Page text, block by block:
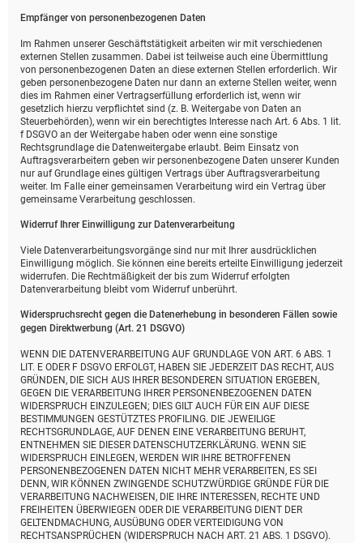
Empfänger von personenbezogenen Daten
Im Rahmen unserer Geschäftstätigkeit arbeiten wir mit verschiedenen
externen Stellen zusammen. Dabei ist teilweise auch eine Übermittlung
von personenbezogenen Daten an diese externen Stellen erforderlich. Wir
geben personenbezogene Daten nur dann an externe Stellen weiter, wenn
dies im Rahmen einer Vertragserfüllung erforderlich ist, wenn wir
gesetzlich hierzu verpflichtet sind (z. B. Weitergabe von Daten an
Steuerbehörden), wenn wir ein berechtigtes Interesse nach Art. 6 Abs. 1 lit.
f DSGVO an der Weitergabe haben oder wenn eine sonstige
Rechtsgrundlage die Datenweitergabe erlaubt. Beim Einsatz von
Auftragsverarbeitern geben wir personenbezogene Daten unserer Kunden
nur auf Grundlage eines gültigen Vertrags über Auftragsverarbeitung
weiter. Im Falle einer gemeinsamen Verarbeitung wird ein Vertrag über
gemeinsame Verarbeitung geschlossen.
Widerruf Ihrer Einwilligung zur Datenverarbeitung
Viele Datenverarbeitungsvorgänge sind nur mit Ihrer ausdrücklichen
Einwilligung möglich. Sie können eine bereits erteilte Einwilligung jederzeit
widerrufen. Die Rechtmäßigkeit der bis zum Widerruf erfolgten
Datenverarbeitung bleibt vom Widerruf unberührt.
Widerspruchsrecht gegen die Datenerhebung in besonderen Fällen sowie
gegen Direktwerbung (Art. 21 DSGVO)
WENN DIE DATENVERARBEITUNG AUF GRUNDLAGE VON ART. 6 ABS. 1
LIT. E ODER F DSGVO ERFOLGT, HABEN SIE JEDERZEIT DAS RECHT, AUS
GRÜNDEN, DIE SICH AUS IHRER BESONDEREN SITUATION ERGEBEN,
GEGEN DIE VERARBEITUNG IHRER PERSONENBEZOGENEN DATEN
WIDERSPRUCH EINZULEGEN; DIES GILT AUCH FÜR EIN AUF DIESE
BESTIMMUNGEN GESTÜTZTES PROFILING. DIE JEWEILIGE
RECHTSGRUNDLAGE, AUF DENEN EINE VERARBEITUNG BERUHT,
ENTNEHMEN SIE DIESER DATENSCHUTZERKLÄRUNG. WENN SIE
WIDERSPRUCH EINLEGEN, WERDEN WIR IHRE BETROFFENEN
PERSONENBEZOGENEN DATEN NICHT MEHR VERARBEITEN, ES SEI
DENN, WIR KÖNNEN ZWINGENDE SCHUTZWÜRDIGE GRÜNDE FÜR DIE
VERARBEITUNG NACHWEISEN, DIE IHRE INTERESSEN, RECHTE UND
FREIHEITEN ÜBERWIEGEN ODER DIE VERARBEITUNG DIENT DER
GELTENDMACHUNG, AUSÜBUNG ODER VERTEIDIGUNG VON
RECHTSANSPRÜCHEN (WIDERSPRUCH NACH ART. 21 ABS. 1 DSGVO).